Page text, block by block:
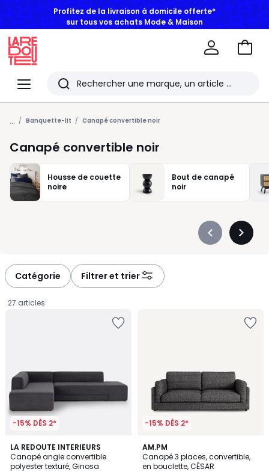
Profitez de la livraison à domicile offerte*
sur tous vos achats Mode & Maison
Menu
Redoute
Rechercher
Les
derniers
articles
consultés
Aller
... Banquette-lit Canapé convertible noir
Canapé convertible noir
Housse de couette
noire
Bout de canapé
noir
Précédent
Catégorie Filtrer et trier
27 articles
-15% DÈS 2*
LA REDOUTE INTERIEURS
Canapé angle convertible
polyester texturé, Ginosa
4,2
/ 5
3
Couleurs
-15% DÈS 2*
AM.PM
Canapé 3 places, convertible,
en bouclette, CÉSAR
3
Couleurs